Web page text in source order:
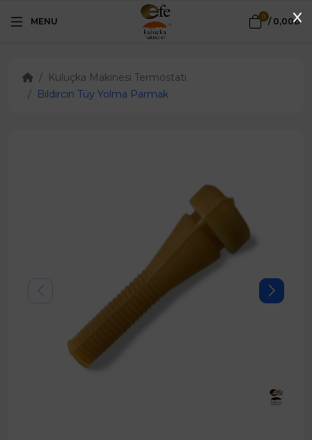
MENU 0 / 0,00₺
Kuluçka Makinesi Termostatı
Bıldırcın Tüy Yolma Parmak